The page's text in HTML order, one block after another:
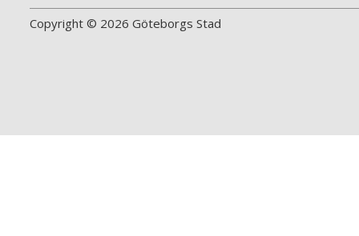
Copyright © 2026 Göteborgs Stad